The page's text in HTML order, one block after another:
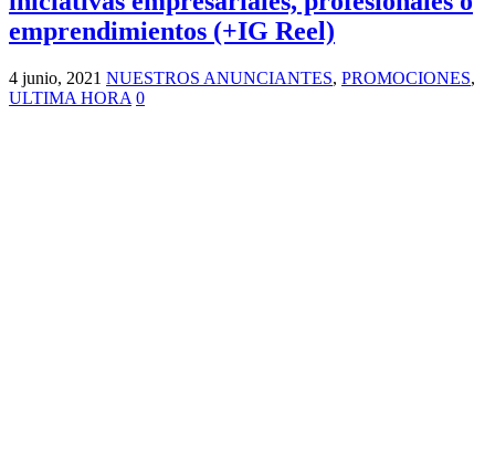
emprendimientos (+IG Reel)
4 junio, 2021 NUESTROS ANUNCIANTES, PROMOCIONES,
ULTIMA HORA 0